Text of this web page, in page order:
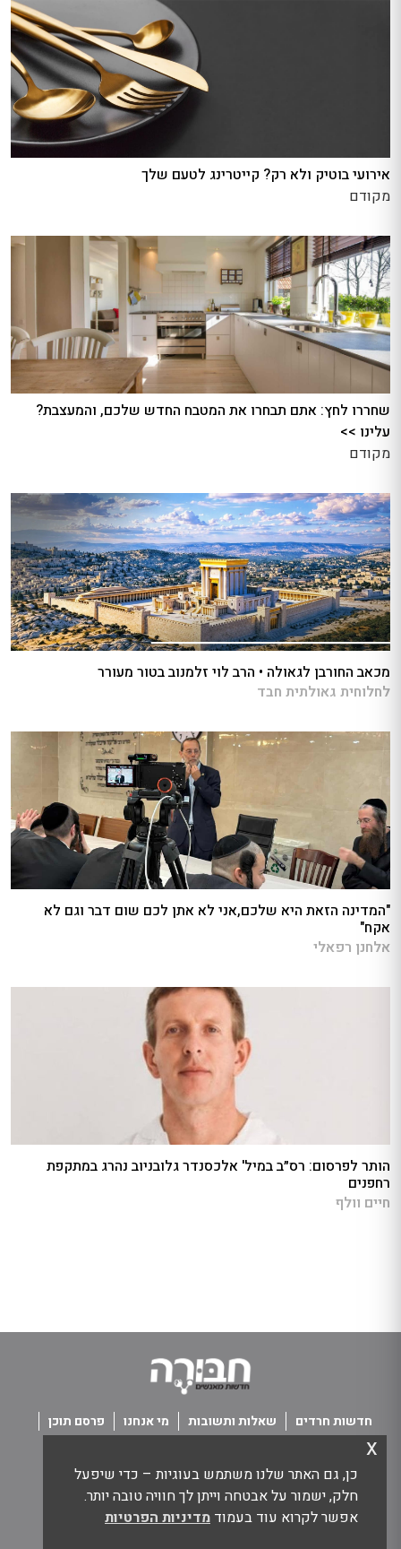
כן, גם האתר שלנו משתמש בעוגיות – כדי שיפעל
חלק, ישמור על אבטחה וייתן לך חוויה טובה יותר.
אפשר לקרוא עוד בעמוד מדיניות הפרטיות
x
אירועי בוטיק ולא רק? קייטרינג לטעם שלך
מקודם
שחררו לחץ: אתם תבחרו את המטבח החדש שלכם, והמעצבת?
עלינו >>
מקודם
מכאב החורבן לגאולה • הרב לוי זלמנוב בטור מעורר
לחלוחית גאולתית חבד
"המדינה הזאת היא שלכם,אני לא אתן לכם שום דבר וגם לא
אקח"
אלחנן רפאלי
הותר לפרסום: רס״ב במיל' אלכסנדר גלובניוב נהרג במתקפת
רחפנים
חיים וולף
חדשות חרדים שאלות ותשובות מי אנחנו
פרסם תוכן
כל הזכויות שמורות חבורה - חדשות מאנשים